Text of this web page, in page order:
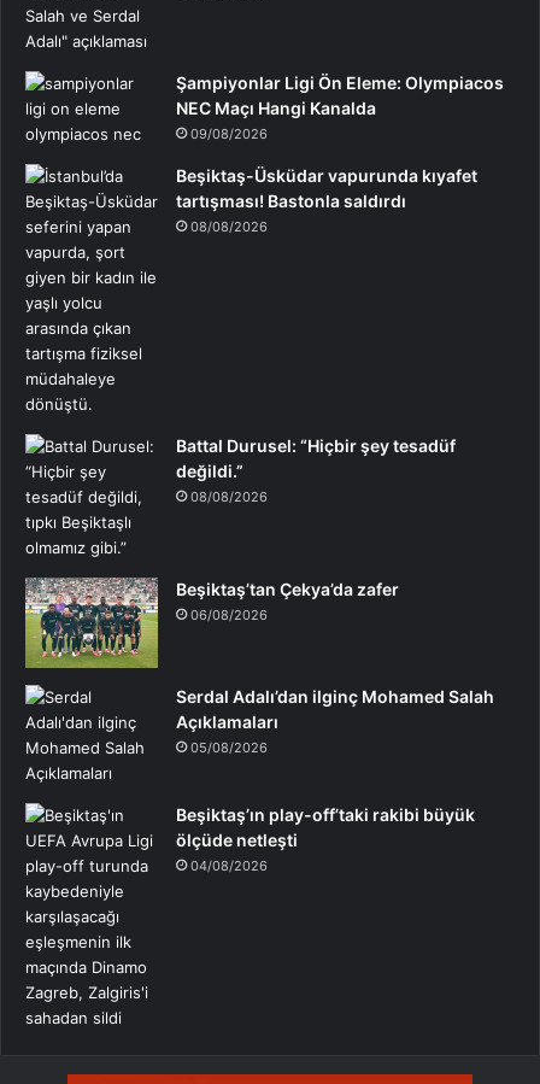
Şampiyonlar Ligi Ön Eleme: Olympiacos
NEC Maçı Hangi Kanalda
09/08/2026
Beşiktaş-Üsküdar vapurunda kıyafet
tartışması! Bastonla saldırdı
08/08/2026
Battal Durusel: “Hiçbir şey tesadüf
değildi.”
08/08/2026
Beşiktaş’tan Çekya’da zafer
06/08/2026
Serdal Adalı’dan ilginç Mohamed Salah
Açıklamaları
05/08/2026
Beşiktaş’ın play-off’taki rakibi büyük
ölçüde netleşti
04/08/2026